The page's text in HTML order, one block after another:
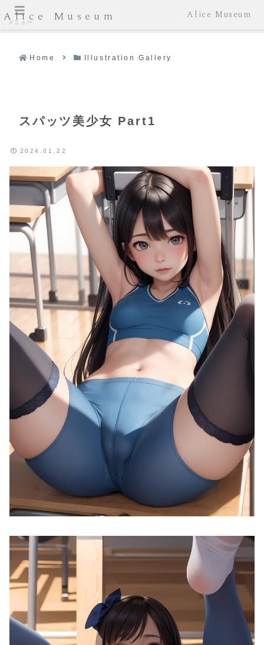
Alice Museum
Home Illustration Gallery
スパッツ美少女 Part1
2024.01.22
メニュー
Alice Museum